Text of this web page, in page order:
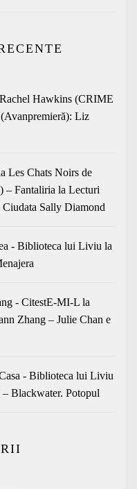
Hawkins (CRIME
Liz
Les Chats Noirs de
– Fantaliria la Lecturi
Sally Diamond
- Biblioteca lui Liviu la
- CitestE-MI-L la
Zhang – Julie Chan e
- Biblioteca lui Liviu
Blackwater. Potopul